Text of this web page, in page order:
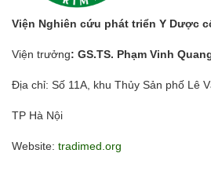
Viện Nghiên cứu phát triển Y Dược
Viện trưởng: GS.TS. Phạm Vinh
Địa chỉ: Số 11A, khu Thủy Sản phố Lê
TP Hà Nội
Website: tradimed.org